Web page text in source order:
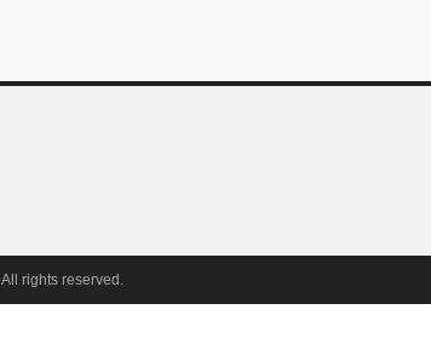
All rights reserved.